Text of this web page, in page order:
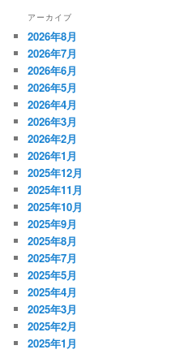
アーカイブ
2026年8月
2026年7月
2026年6月
2026年5月
2026年4月
2026年3月
2026年2月
2026年1月
2025年12月
2025年11月
2025年10月
2025年9月
2025年8月
2025年7月
2025年5月
2025年4月
2025年3月
2025年2月
2025年1月